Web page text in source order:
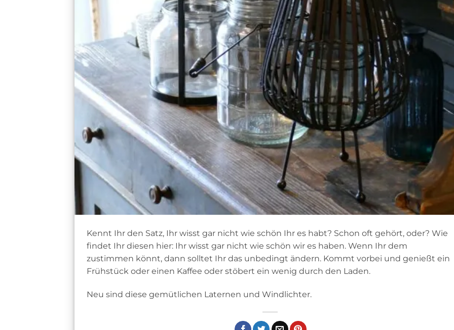
Kennt Ihr den Satz, Ihr wisst gar nicht wie schön Ihr es habt? Schon oft gehört, oder? Wie
findet Ihr diesen hier: Ihr wisst gar nicht wie schön wir es haben. Wenn Ihr dem
zustimmen könnt, dann solltet Ihr das unbedingt ändern. Kommt vorbei und genießt ein
Frühstück oder einen Kaffee oder stöbert ein wenig durch den Laden.
Neu sind diese gemütlichen Laternen und Windlichter.